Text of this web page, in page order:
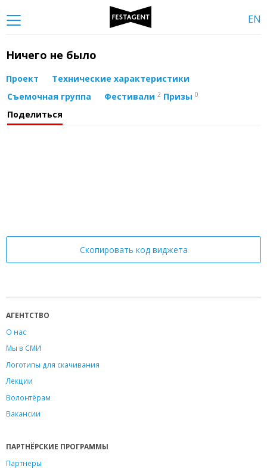
EN
Ничего не было
Проект
Технические характеристики
Съемочная группа
Фестивали 2 Призы 0
Поделиться
Скопировать код виджета
АГЕНТСТВО
О нас
Мы в СМИ
Логотипы для скачивания
Лекции
Волонтёрам
Вакансии
ПАРТНЁРСКИЕ ПРОГРАММЫ
Партнеры